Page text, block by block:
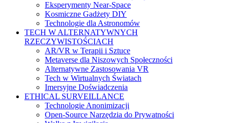
Eksperymenty Near-Space
Kosmiczne Gadżety DIY
Technologie dla Astronomów
TECH W ALTERNATYWNYCH
RZECZYWISTOŚCIACH
AR/VR w Terapii i Sztuce
Metaverse dla Niszowych Społeczności
Alternatywne Zastosowania VR
Tech w Wirtualnych Światach
Imersyjne Doświadczenia
ETHICAL SURVEILLANCE
Technologie Anonimizacji
Open-Source Narzędzia do Prywatności